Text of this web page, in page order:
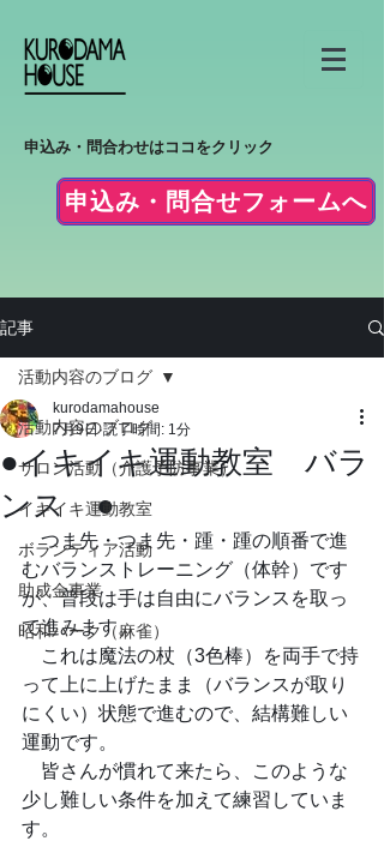
申込み・問合わせはココをクリック
申込み・問合せフォームへ
記事
活動内容のブログ
サロン活動（介護予防事業）
イキイキ運動教室
ボランティア活動
助成金事業
昭和パーク（麻雀）
活動内容のブログ
●イキイキ運動教室 バラ
ンス ●
kurodamahouse
7月9日 読了時間: 1分
つま先・つま先・踵・踵の順番で進
むバランストレーニング（体幹）です
が、普段は手は自由にバランスを取っ
て進みます。
これは魔法の杖（3色棒）を両手で持
って上に上げたまま（バランスが取り
にくい）状態で進むので、結構難しい
運動です。
皆さんが慣れて来たら、このような
少し難しい条件を加えて練習していま
す。